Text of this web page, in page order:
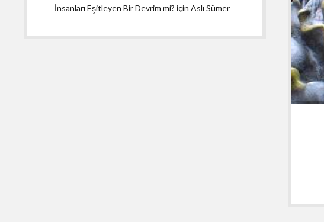
İnsanları Eşitleyen Bir Devrim mi? içinAslı Sümer